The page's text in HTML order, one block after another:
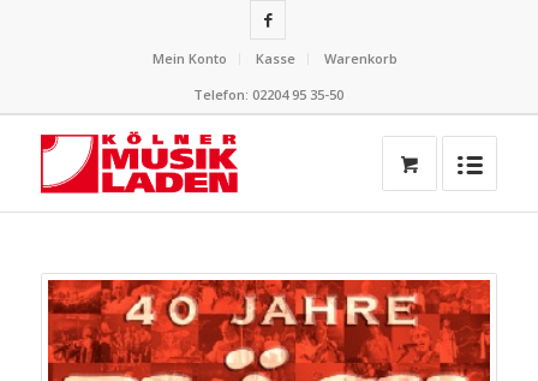
Mein Konto Kasse
Warenkorb
Telefon: 02204 95 35-50